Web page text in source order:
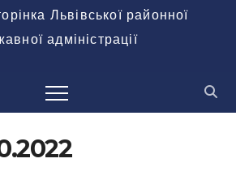
Львівської районної
адміністрації